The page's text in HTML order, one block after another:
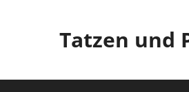
Tatzen und